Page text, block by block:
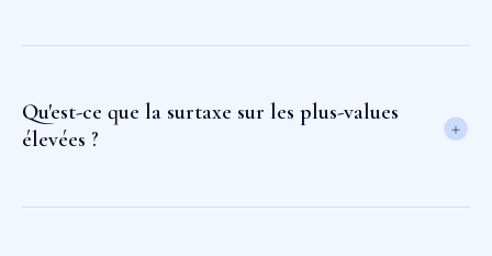
Qu'est-ce que la surtaxe sur les plus-values
élevées ?